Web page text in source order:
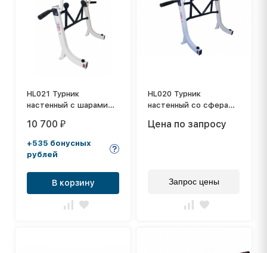
HL021 Турник
настенный с шарами
10 700₽
+535 бонусных
рублей
В корзину
HL020 Турник
настенный со сферами
Цена по запросу
Запрос цены